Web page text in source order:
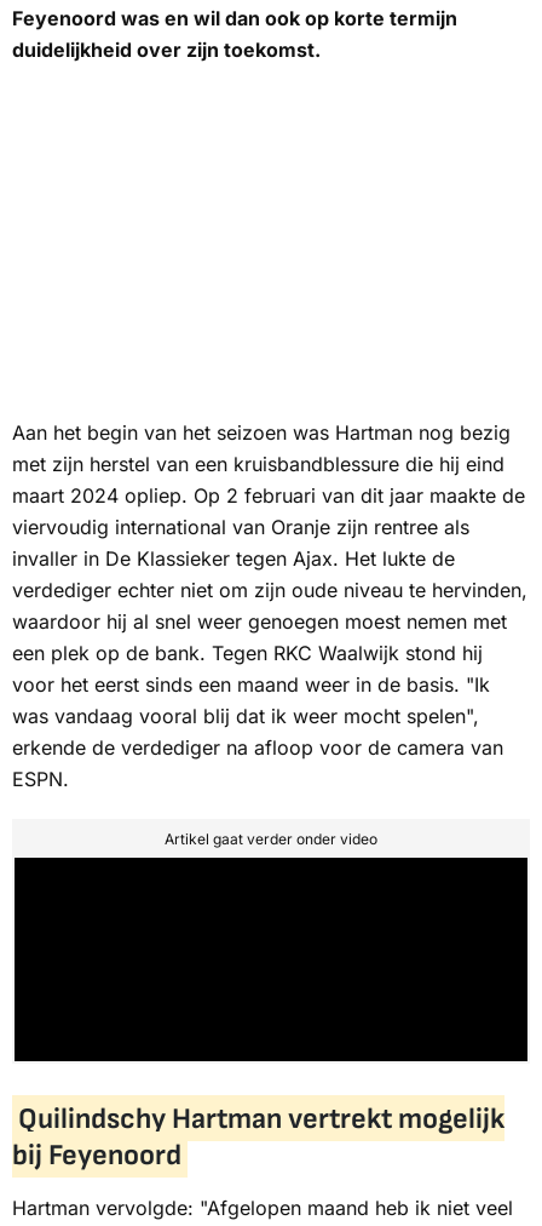
Feyenoord was en wil dan ook op korte termijn
duidelijkheid over zijn toekomst.
Aan het begin van het seizoen was Hartman nog bezig
met zijn herstel van een kruisbandblessure die hij eind
maart 2024 opliep. Op 2 februari van dit jaar maakte de
viervoudig international van Oranje zijn rentree als
invaller in De Klassieker tegen Ajax. Het lukte de
verdediger echter niet om zijn oude niveau te hervinden,
waardoor hij al snel weer genoegen moest nemen met
een plek op de bank. Tegen RKC Waalwijk stond hij
voor het eerst sinds een maand weer in de basis. "Ik
was vandaag vooral blij dat ik weer mocht spelen",
erkende de verdediger na afloop voor de camera van
ESPN.
Artikel gaat verder onder video
Quilindschy Hartman vertrekt mogelijk
bij Feyenoord
Hartman vervolgde: "Afgelopen maand heb ik niet veel